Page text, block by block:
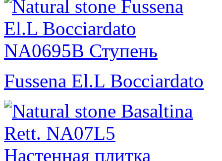
Fussena El.L Bocciardato